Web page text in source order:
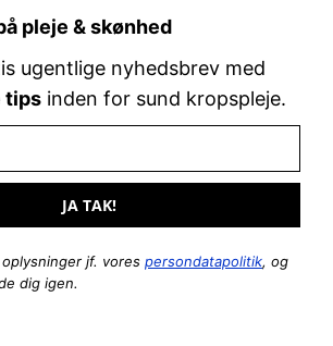
pleje & skønhed
ugentlige nyhedsbrev med
tips inden for sund kropspleje.
JA TAK!
jf. vores persondatapolitik, og
dig igen.